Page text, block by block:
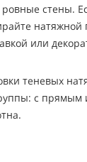
стены.
натяжной
или
теневых
с прямым